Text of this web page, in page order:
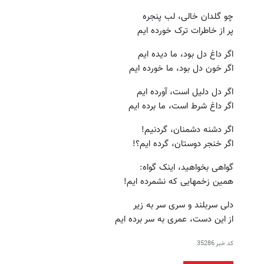
چو گلدان خالی، لب پنجره
پر از خاطرات ترک خورده ایم
اگر داغ دل بود، ما دیده ایم
اگر خون دل بود، ما خورده ایم
اگر دل دلیل است، آورده ایم
اگر داغ شرط است، ما برده ایم
اگر دشنه دشمنان، گردنیم!
اگر خنجر دوستان، گرده ایم؟!
گواهی بخواهید، اینک گواه:
همین زخمهایی که نشمرده ایم!
دلی سربلند و سری سر به زیر
از این دست، عمری به سر برده ایم
کد خبر35286